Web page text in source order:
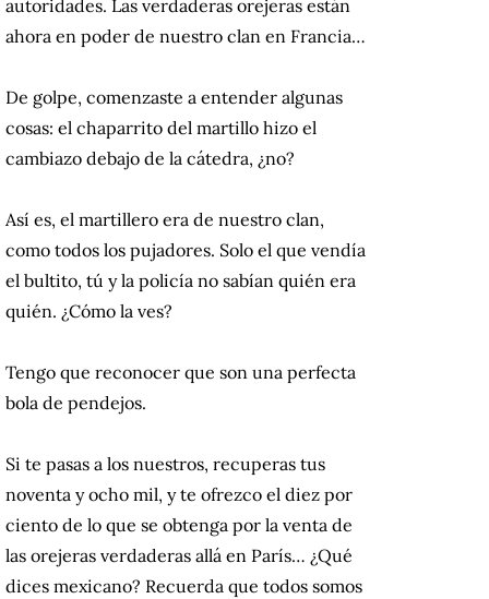
autoridades. Las verdaderas orejeras están
ahora en poder de nuestro clan en Francia…
De golpe, comenzaste a entender algunas
cosas: el chaparrito del martillo hizo el
cambiazo debajo de la cátedra, ¿no?
Así es, el martillero era de nuestro clan,
como todos los pujadores. Solo el que vendía
el bultito, tú y la policía no sabían quién era
quién. ¿Cómo la ves?
Tengo que reconocer que son una perfecta
bola de pendejos.
Si te pasas a los nuestros, recuperas tus
noventa y ocho mil, y te ofrezco el diez por
ciento de lo que se obtenga por la venta de
las orejeras verdaderas allá en París… ¿Qué
dices mexicano? Recuerda que todos somos